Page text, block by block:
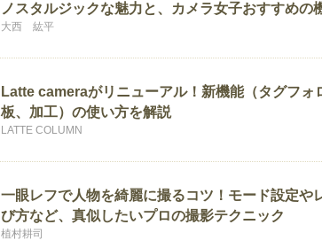
ノスタルジックな魅力と、カメラ女子おすすめの
大西 紘平
Latte cameraがリニューアル！新機能（タグフォ
板、加工）の使い方を解説
LATTE COLUMN
一眼レフで人物を綺麗に撮るコツ！モード設定や
び方など、真似したいプロの撮影テクニック
植村耕司